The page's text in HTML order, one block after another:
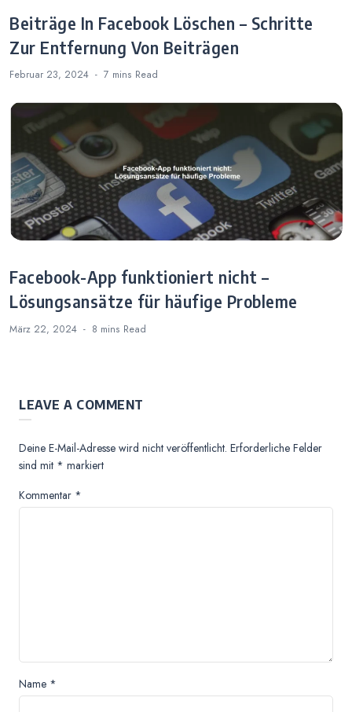
Beiträge In Facebook Löschen – Schritte
Zur Entfernung Von Beiträgen
Februar 23, 2024 7 mins Read
Facebook-App funktioniert nicht –
Lösungsansätze für häufige Probleme
März 22, 2024 8 mins Read
LEAVE A COMMENT
Deine E-Mail-Adresse wird nicht veröffentlicht. Erforderliche Felder
sind mit * markiert
Kommentar *
Name *